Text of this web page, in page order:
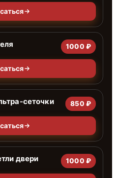
1000 ₽
сеточки 850 ₽
двери 1000 ₽